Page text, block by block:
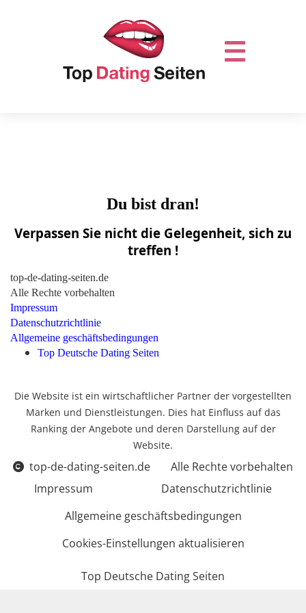
Du bist dran!
Verpassen Sie nicht die Gelegenheit, sich zu
treffen !
top-de-dating-seiten.de
Alle Rechte vorbehalten
Impressum
Datenschutzrichtlinie
Allgemeine geschäftsbedingungen
Top Deutsche Dating Seiten
Die Website ist ein wirtschaftlicher Partner der vorgestellten
Marken und Dienstleistungen. Dies hat Einfluss auf das
Ranking der Angebote und deren Darstellung auf der
Website.
top-de-dating-seiten.de
Alle Rechte vorbehalten
Impressum
Datenschutzrichtlinie
Allgemeine geschäftsbedingungen
Cookies-Einstellungen aktualisieren
Top Deutsche Dating Seiten